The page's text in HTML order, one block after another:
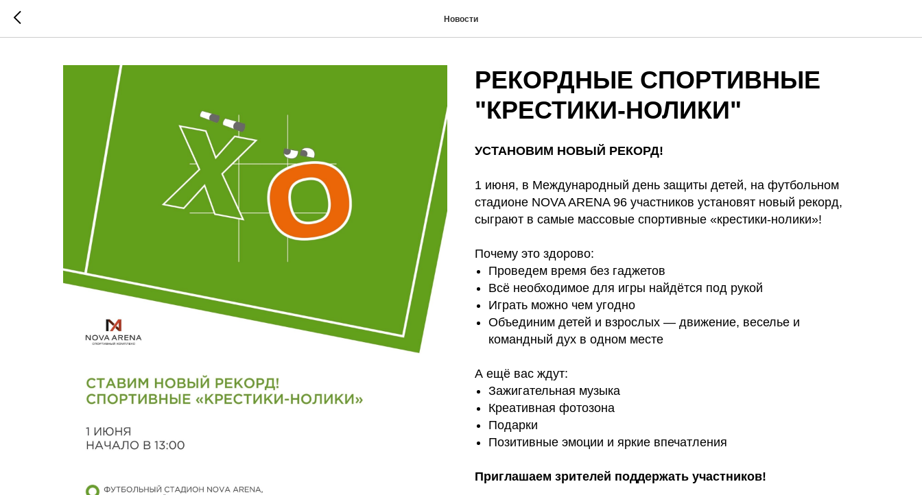
Новости
РЕКОРДНЫЕ СПОРТИВНЫЕ
"КРЕСТИКИ-НОЛИКИ"
УСТАНОВИМ НОВЫЙ РЕКОРД!
1 июня, в Международный день защиты детей, на футбольном
стадионе NOVA ARENA 96 участников установят новый рекорд,
сыграют в самые массовые спортивные «крестики-нолики»!
Почему это здорово:
Проведем время без гаджетов
Всё необходимое для игры найдётся под рукой
Играть можно чем угодно
Объединим детей и взрослых — движение, веселье и
командный дух в одном месте
А ещё вас ждут:
Зажигательная музыка
Креативная фотозона
Подарки
Позитивные эмоции и яркие впечатления
Приглашаем зрителей поддержать участников!